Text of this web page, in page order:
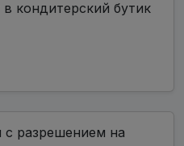
кондитерский бутик
разрешением на